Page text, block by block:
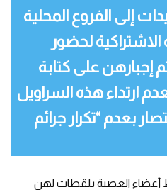
إلى الفروع المحلية
الاشتراكية لحضور
إجبارهن على كتابة
ارتداء هذه السراويل
بعدم “تكرار جرائم
أعضاء العصبة بلقطات لهن